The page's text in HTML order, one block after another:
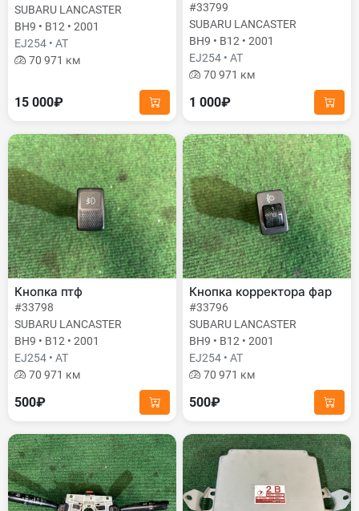
SUBARU LANCASTER
BH9 • B12 • 2001
EJ254 • AT
70 971 км
15 000₽
#33799
SUBARU LANCASTER
BH9 • B12 • 2001
EJ254 • AT
70 971 км
1 000₽
Кнопка птф
#33798
SUBARU LANCASTER
BH9 • B12 • 2001
EJ254 • AT
70 971 км
500₽
Кнопка корректора фар
#33796
SUBARU LANCASTER
BH9 • B12 • 2001
EJ254 • AT
70 971 км
500₽